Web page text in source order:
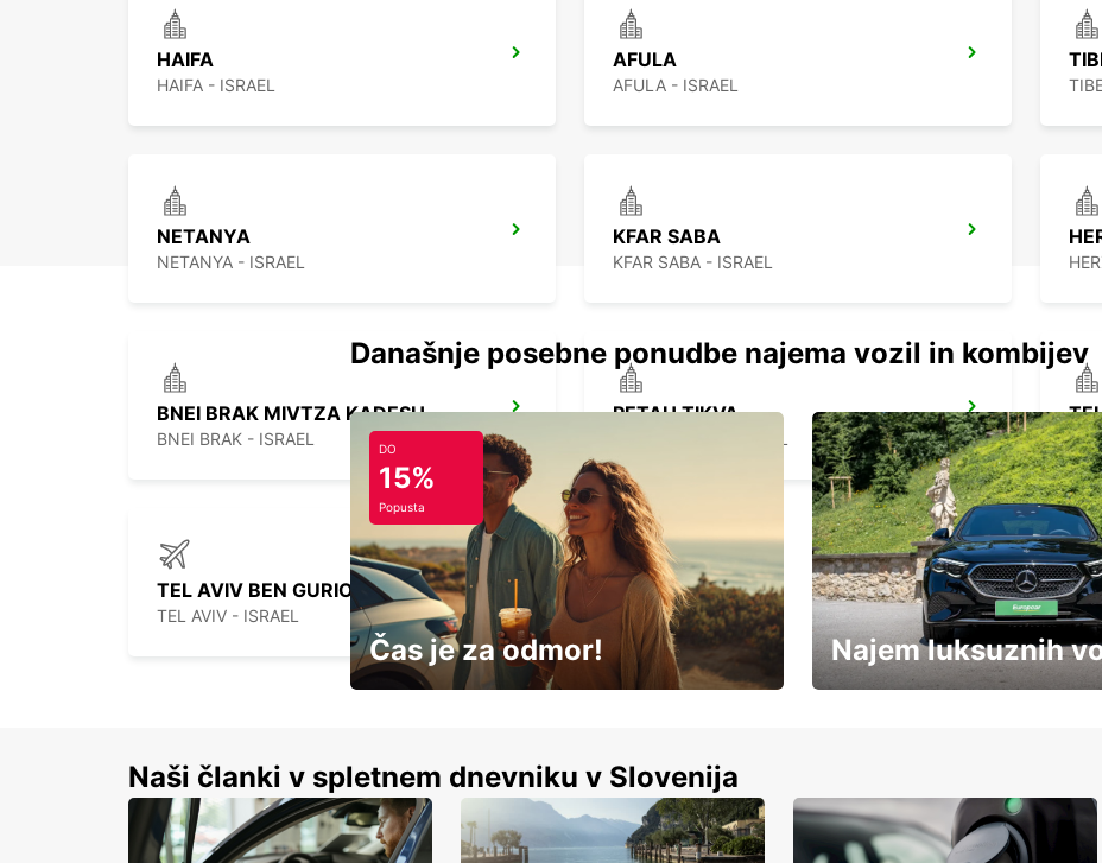
HAIFA
HAIFA - ISRAEL
AFULA
AFULA - ISRAEL
NETANYA
NETANYA - ISRAEL
KFAR SABA
KFAR SABA - ISRAEL
BNEI BRAK MIVTZA KADESH
BNEI BRAK - ISRAEL
PETAH TIKVA
TEL
TEL AVIV BEN GURION INT AIRPORT
TEL AVIV - ISRAEL
Današnje posebne ponudbe najema vozil in kombijev
DO
15%
Popusta
Čas je za odmor! Najem luksuznih
Naši članki v spletnem dnevniku v Slovenija